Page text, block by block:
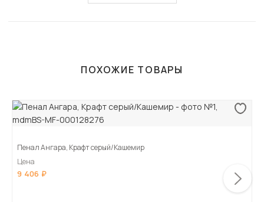
ПОХОЖИЕ ТОВАРЫ
Пенал Ангара, Крафт серый/Кашемир
Цена
9 406